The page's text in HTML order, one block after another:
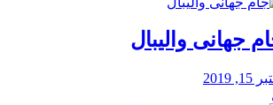
جهانی والیبال
2019